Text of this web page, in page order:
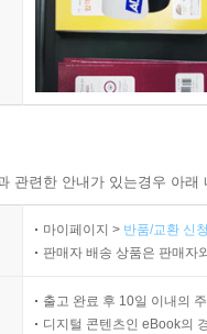
관련한 안내가 있는경우 아
마이페이지 > 반품/교환 신
판매자 배송 상품은 판매자
출고 완료 후 10일 이내의
디지털 콘텐츠인 eBook의